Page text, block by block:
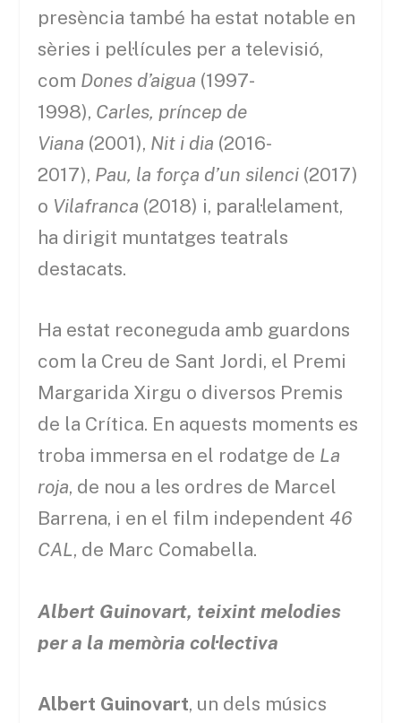
presència també ha estat notable en
sèries i pel·lícules per a televisió,
com Dones d’aigua (1997-
1998), Carles, príncep de
Viana (2001), Nit i dia (2016-
2017), Pau, la força d’un silenci (2017)
o Vilafranca (2018) i, paral·lelament,
ha dirigit muntatges teatrals
destacats.
Ha estat reconeguda amb guardons
com la Creu de Sant Jordi, el Premi
Margarida Xirgu o diversos Premis
de la Crítica. En aquests moments es
troba immersa en el rodatge de La
roja, de nou a les ordres de Marcel
Barrena, i en el film independent 46
CAL, de Marc Comabella.
Albert Guinovart, teixint melodies
per a la memòria col·lectiva
Albert Guinovart, un dels músics